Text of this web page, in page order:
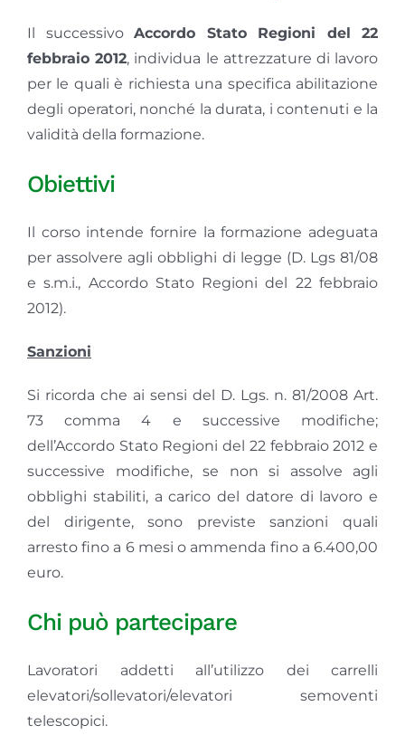
Il successivo Accordo Stato Regioni del 22
febbraio 2012, individua le attrezzature di lavoro
per le quali è richiesta una specifica abilitazione
degli operatori, nonché la durata, i contenuti e la
validità della formazione.
Obiettivi
Il corso intende fornire la formazione adeguata
per assolvere agli obblighi di legge (D. Lgs 81/08
e s.m.i., Accordo Stato Regioni del 22 febbraio
2012).
Sanzioni
Si ricorda che ai sensi del D. Lgs. n. 81/2008 Art.
73 comma 4 e successive modifiche;
dell’Accordo Stato Regioni del 22 febbraio 2012 e
successive modifiche, se non si assolve agli
obblighi stabiliti, a carico del datore di lavoro e
del dirigente, sono previste sanzioni quali
arresto fino a 6 mesi o ammenda fino a 6.400,00
euro.
Chi può partecipare
Lavoratori addetti all’utilizzo dei carrelli
elevatori/sollevatori/elevatori semoventi
telescopici.